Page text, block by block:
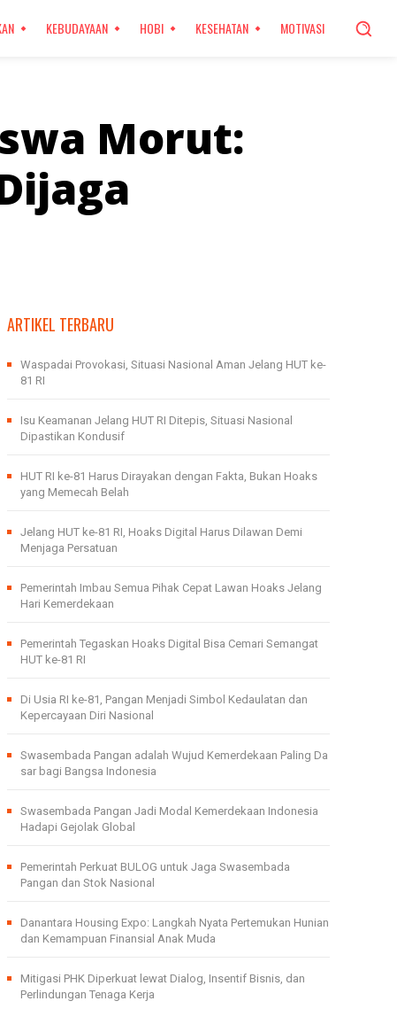
KEBUDAYAAN HOBI KESEHATAN MOTIVASI
Morut:
ARTIKEL TERBARU
Waspadai Provokasi, Situasi Nasional Aman Jelang HUT ke-
81 RI
Isu Keamanan Jelang HUT RI Ditepis, Situasi Nasional
Dipastikan Kondusif
HUT RI ke-81 Harus Dirayakan dengan Fakta, Bukan Hoaks
yang Memecah Belah
Jelang HUT ke-81 RI, Hoaks Digital Harus Dilawan Demi
Menjaga Persatuan
Pemerintah Imbau Semua Pihak Cepat Lawan Hoaks Jelang
Hari Kemerdekaan
Pemerintah Tegaskan Hoaks Digital Bisa Cemari Semangat
HUT ke-81 RI
Di Usia RI ke-81, Pangan Menjadi Simbol Kedaulatan dan
Kepercayaan Diri Nasional
Swasembada Pangan adalah Wujud Kemerdekaan Paling Da
sar bagi Bangsa Indonesia
Swasembada Pangan Jadi Modal Kemerdekaan Indonesia
Hadapi Gejolak Global
Pemerintah Perkuat BULOG untuk Jaga Swasembada
Pangan dan Stok Nasional
Danantara Housing Expo: Langkah Nyata Pertemukan Hunian
dan Kemampuan Finansial Anak Muda
Mitigasi PHK Diperkuat lewat Dialog, Insentif Bisnis, dan
Perlindungan Tenaga Kerja